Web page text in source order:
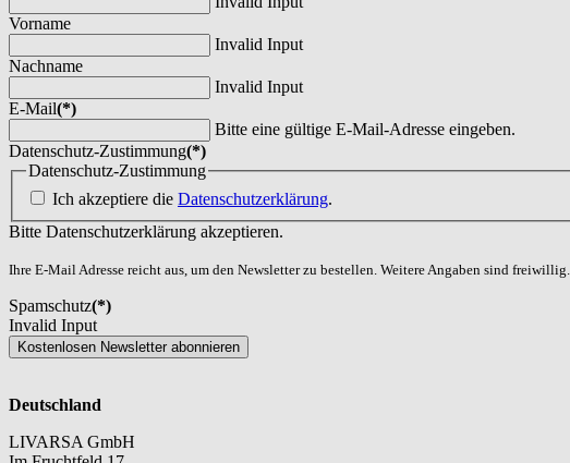
Vorname
Invalid Input
Nachname
Invalid Input
E-Mail(*)
Bitte eine gültige E-Mail-Adresse eingeben.
Datenschutz-Zustimmung(*)
Datenschutz-Zustimmung
Ich akzeptiere die Datenschutzerklärung.
Bitte Datenschutzerklärung akzeptieren.
Ihre E-Mail Adresse reicht aus, um den Newsletter zu bestellen. Weitere Angaben sind freiwillig.
Spamschutz(*)
Invalid Input
Kostenlosen Newsletter abonnieren
Deutschland
LIVARSA GmbH